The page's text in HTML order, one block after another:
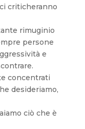
criticheranno
rimuginio
persone
e
concentrati
desideriamo,
ciò che è